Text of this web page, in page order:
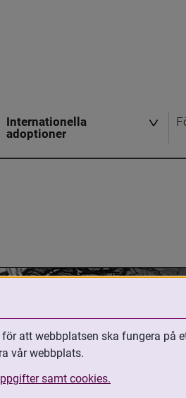
Internationella
adoptioner
att webbplatsen ska fungera på
vår webbplats.
samt cookies.